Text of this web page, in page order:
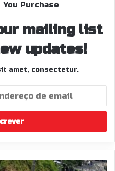
Purchase
mailing list
updates!
amet, consectetur.